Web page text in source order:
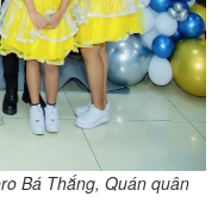
Bá Thắng, Quán quân